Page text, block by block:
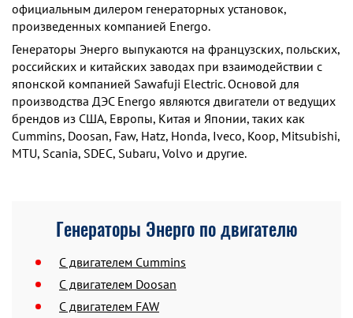
официальным дилером генераторных установок,
произведенных компанией Energo.
Генераторы Энерго выпукаются на французских, польских,
российских и китайских заводах при взаимодействии с
японской компанией Sawafuji Electric. Основой для
производства ДЭС Energo являются двигатели от ведущих
брендов из США, Европы, Китая и Японии, таких как
Cummins, Doosan, Faw, Hatz, Honda, Iveco, Koop, Mitsubishi,
MTU, Scania, SDEC, Subaru, Volvo и другие.
Генераторы Энерго по двигателю
C двигателем Cummins
C двигателем Doosan
C двигателем FAW